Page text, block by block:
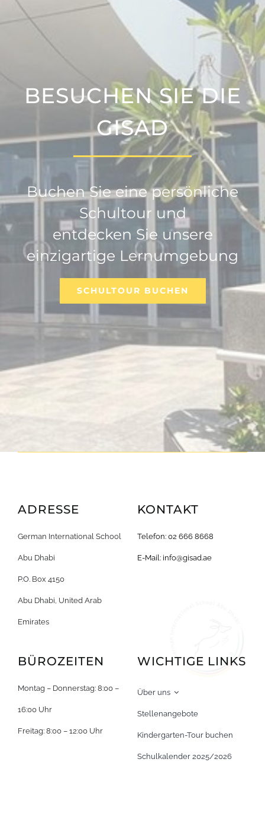
BESUCHEN SIE DIE
GISAD
Buchen Sie eine persönliche
Schultour und
entdecken Sie unsere
einzigartige Lernumgebung
SCHULTOUR BUCHEN
ADRESSE
German International School
Abu Dhabi
P.O. Box 4150
Abu Dhabi, United Arab
Emirates
KONTAKT
Telefon: 02 666 8668
E-Mail: info@gisad.ae
BÜROZEITEN
Montag – Donnerstag: 8:00 –
16:00 Uhr
Freitag: 8:00 – 12:00 Uhr
WICHTIGE LINKS
Über uns
Stellenangebote
Kindergarten-Tour buchen
Schulkalender 2025/2026